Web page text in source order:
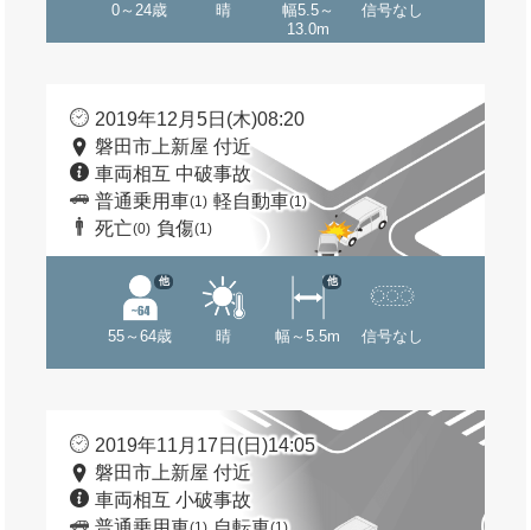
0～24歳 晴
幅5.5～
13.0m
信号なし
2019年12月5日(木)08:20
磐田市上新屋 付近
車両相互 中破事故
普通乗用車(1) 軽自動車(1)
死亡(0) 負傷(1)
55～64歳
他
晴 幅～5.5m
他
信号なし
2019年11月17日(日)14:05
磐田市上新屋 付近
車両相互 小破事故